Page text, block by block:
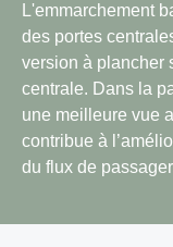
L'emmarchement
des portes
version à plancher
centrale. Dans la
une meilleure vue
contribue à
du flux de